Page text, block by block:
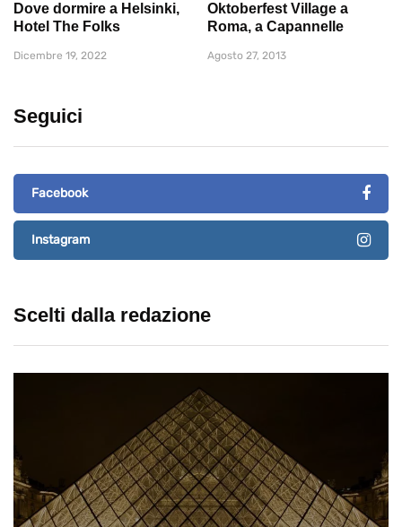
Dove dormire a Helsinki,
Hotel The Folks
Dicembre 19, 2022
Oktoberfest Village a
Roma, a Capannelle
Agosto 27, 2013
Seguici
Facebook
Instagram
Scelti dalla redazione